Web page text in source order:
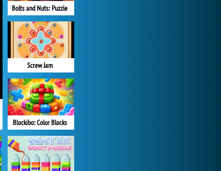
Bolts and Nuts: Puzzle
Screw Jam
Blockibo: Color Blocks